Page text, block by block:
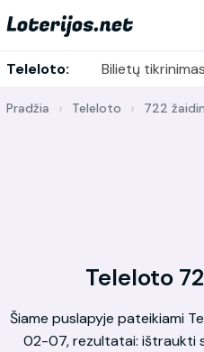
Teleloto: Bilietų tikrinimas
Pradžia Teleloto 722
Teleloto
Šiame puslapyje pateikiami
02-07, rezultatai: ištraukti